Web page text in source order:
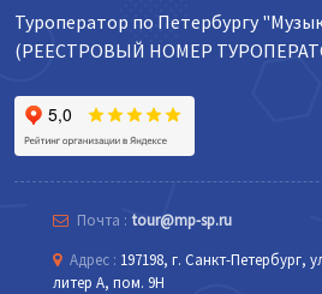
Туроператор по Петербургу
(РЕЕСТРОВЫЙ НОМЕР
Почта : tour@mp-sp.ru
Адрес : 197198, г. Санкт-Петербург,
литер А, пом. 9Н